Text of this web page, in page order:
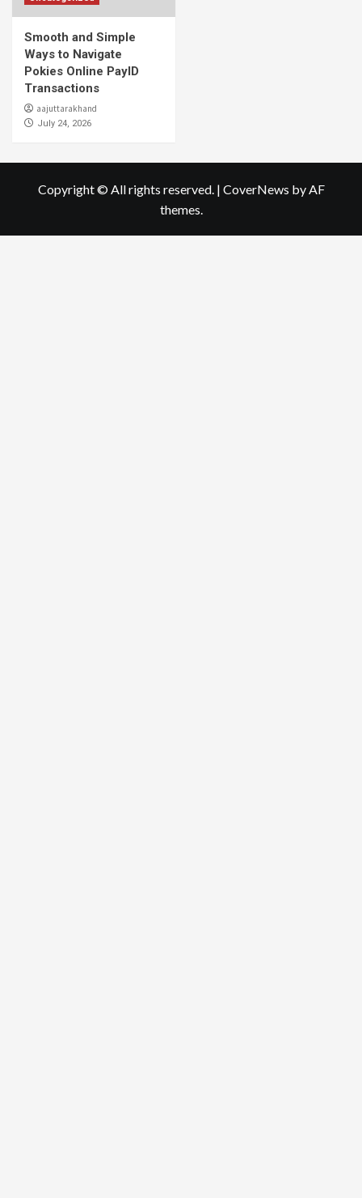
Smooth and Simple
Ways to Navigate
Pokies Online PayID
Transactions
aajuttarakhand
July 24, 2026
Copyright © All rights reserved. | CoverNews by AF
themes.